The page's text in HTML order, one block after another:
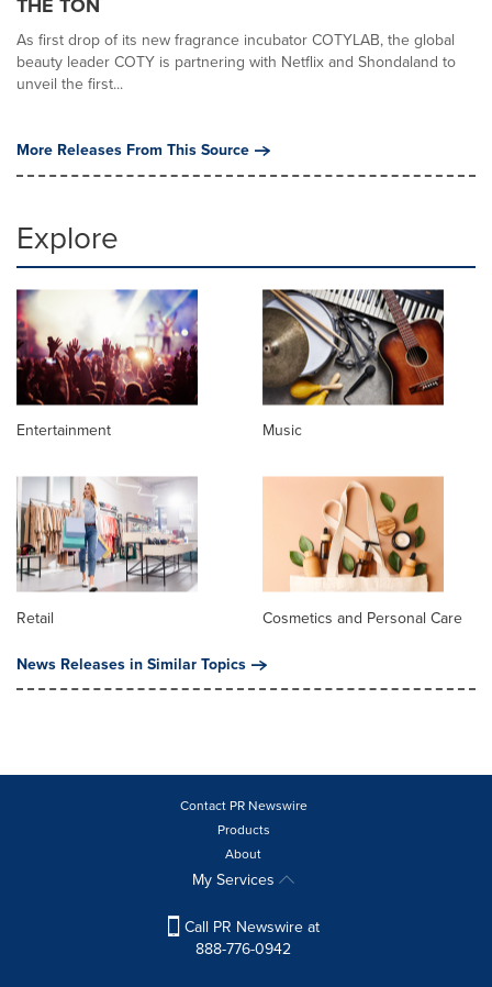
THE TON
As first drop of its new fragrance incubator COTYLAB, the global
beauty leader COTY is partnering with Netflix and Shondaland to
unveil the first...
More Releases From This Source
Explore
Entertainment Music
Retail
Cosmetics and Personal Care
News Releases in Similar Topics
Contact PR Newswire
Products
About
My Services
Call PR Newswire at
888-776-0942